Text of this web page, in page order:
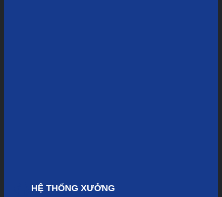
HỆ THỐNG XƯỞNG